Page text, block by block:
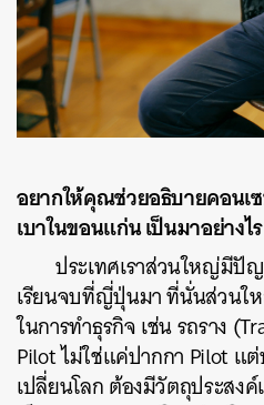
อยากให้คุณช่วยอธิบายคอนเ
เบาในขอนแก่นเป็นมาอย่างไ
ประเทศเราส่วนใหญ่มีปั
เรียนจบที่ญี่ปุ่นมา ที่นั่นส่วนใ
ในการทำธุรกิจ เช่น รถราง
Pilot ไม่ใช่แค่ปากกา Pilot แ
เปลี่ยนโลก ต้องมีวัตถุประสง